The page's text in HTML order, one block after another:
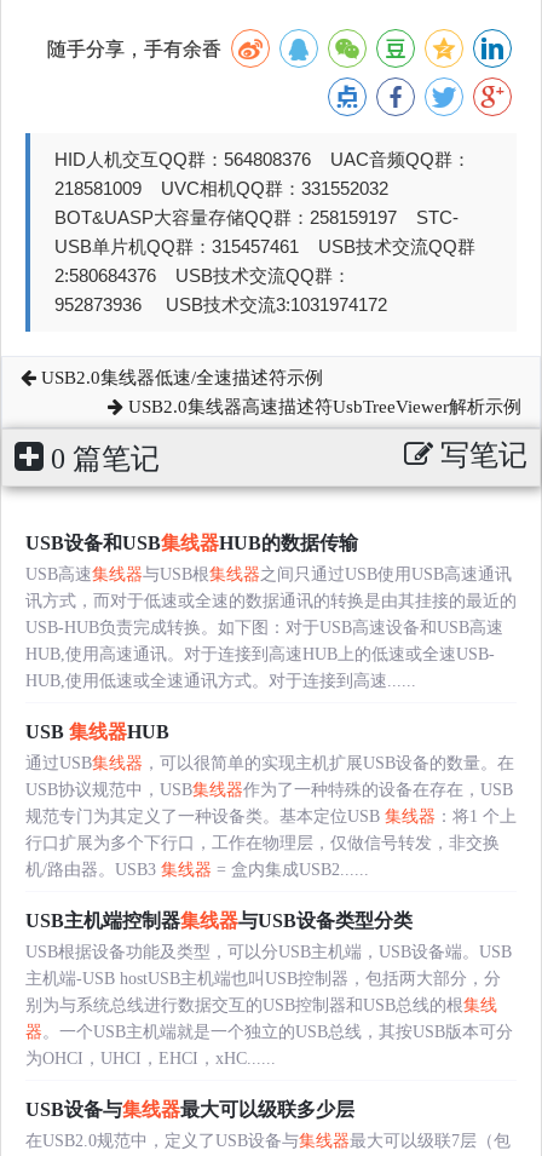
随手分享，手有余香
HID人机交互QQ群：564808376 UAC音频QQ群：
218581009 UVC相机QQ群：331552032
BOT&UASP大容量存储QQ群：258159197 STC-
USB单片机QQ群：315457461 USB技术交流QQ群
2:580684376 USB技术交流QQ群：
952873936 USB技术交流3:1031974172
USB2.0集线器低速/全速描述符示例
USB2.0集线器高速描述符UsbTreeViewer解析示例
0 篇笔记 写笔记
USB设备和USB集线器HUB的数据传输
USB高速集线器与USB根集线器之间只通过USB使用USB高速通讯
讯方式，而对于低速或全速的数据通讯的转换是由其挂接的最近的
USB-HUB负责完成转换。如下图：对于USB高速设备和USB高速
HUB,使用高速通讯。对于连接到高速HUB上的低速或全速USB-
HUB,使用低速或全速通讯方式。对于连接到高速......
USB 集线器HUB
通过USB集线器 ，可以很简单的实现主机扩展USB设备的数量。在
USB协议规范中，USB集线器作为了一种特殊的设备在存在，USB
规范专门为其定义了一种设备类。基本定位USB 集线器 ：将1 个上
行口扩展为多个下行口，工作在物理层，仅做信号转发，非交换
机/路由器。USB3 集线器 = 盒内集成USB2......
USB主机端控制器集线器与USB设备类型分类
USB根据设备功能及类型，可以分USB主机端，USB设备端。USB
主机端-USB hostUSB主机端也叫USB控制器，包括两大部分，分
别为与系统总线进行数据交互的USB控制器和USB总线的根集线
器 。一个USB主机端就是一个独立的USB总线，其按USB版本可分
为OHCI，UHCI，EHCI，xHC......
USB设备与集线器最大可以级联多少层
在USB2.0规范中，定义了USB设备与集线器最大可以级联7层（包